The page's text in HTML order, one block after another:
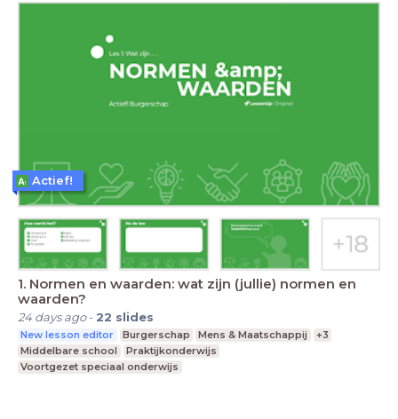
1. Normen en waarden: wat zijn (jullie) normen en
waarden?
24 days ago- 22 slides
New lesson editor Burgerschap Mens & Maatschappij
+3
Middelbare school
Praktijkonderwijs
Voortgezet speciaal onderwijs
Actief!